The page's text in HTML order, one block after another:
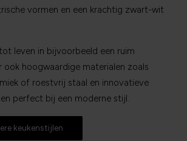
vormen en een krachtig zwart-wit
leven in bijvoorbeeld een ruim
ook hoogwaardige materialen zoals
of roestvrij staal en innovatieve
perfect bij een moderne stijl.
keukenstijlen